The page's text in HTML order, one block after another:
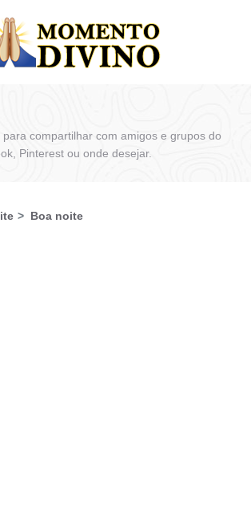
compartilhar com amigos e grupos do
Pinterest ou onde desejar.
Boa noite